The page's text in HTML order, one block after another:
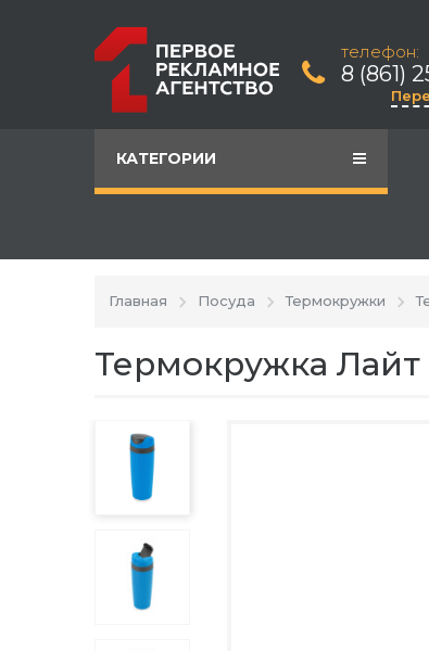
телефон:
8 (861)
КАТЕГОРИИ
Главная Посуда Термокружки
Термокружка Лайт